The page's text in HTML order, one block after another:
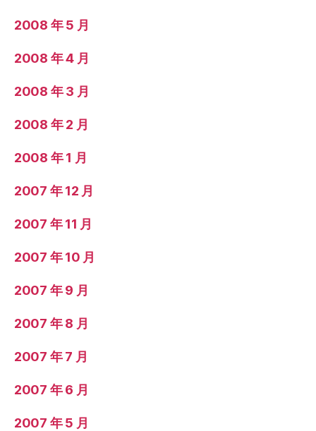
2008 年 5 月
2008 年 4 月
2008 年 3 月
2008 年 2 月
2008 年 1 月
2007 年 12 月
2007 年 11 月
2007 年 10 月
2007 年 9 月
2007 年 8 月
2007 年 7 月
2007 年 6 月
2007 年 5 月